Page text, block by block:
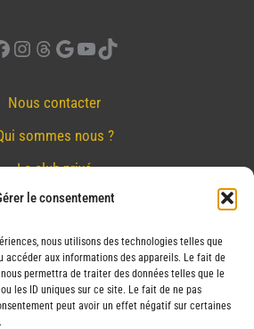
le consentement
nous utilisons des technologies telles que
accéder aux informations des appareils. Le fait de
permettra de traiter des données telles que le
les ID uniques sur ce site. Le fait de ne pas
peut avoir un effet négatif sur certaines
Instagram
Threads
Google
YouTube
TikTok
Nous contacter
sommes nous ?
Le club privé
Réserver
Nos partenaires
Mentions Légales
générales de vente